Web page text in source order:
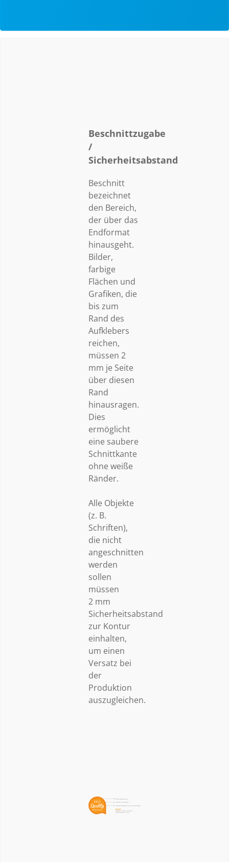
Beschnittzugabe
/
Sicherheitsabstand
Beschnitt
bezeichnet
den Bereich,
der über das
Endformat
hinausgeht.
Bilder,
farbige
Flächen und
Grafiken, die
bis zum
Rand des
Aufklebers
reichen,
müssen 2
mm je Seite
über diesen
Rand
hinausragen.
Dies
ermöglicht
eine saubere
Schnittkante
ohne weiße
Ränder.
Alle Objekte
(z. B.
Schriften),
die nicht
angeschnitten
werden
sollen
müssen
2 mm
Sicherheitsabstand
zur Kontur
einhalten,
um einen
Versatz bei
der
Produktion
auszugleichen.